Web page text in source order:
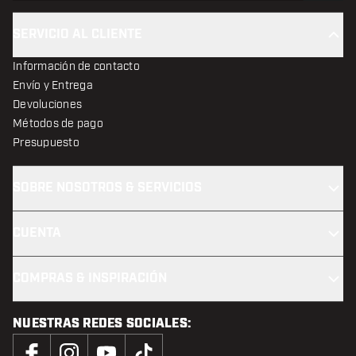
Información de contacto
Envío y Entrega
Devoluciones
Métodos de pago
Presupuesto
NUESTRAS REDES SOCIALES: